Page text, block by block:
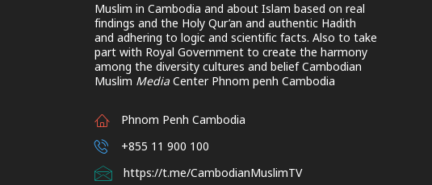
Muslim in Cambodia and about Islam based on real
findings and the Holy Qur’an and authentic Hadith
and adhering to logic and scientific facts. Also to take
part with Royal Government to create the harmony
among the diversity cultures and belief Cambodian
Muslim Media Center Phnom penh Cambodia
Phnom Penh Cambodia
+855 11 900 100
https://t.me/CambodianMuslimTV